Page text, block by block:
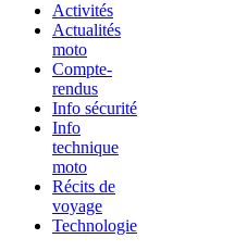
Activités
Actualités
moto
Compte-
rendus
Info sécurité
Info
technique
moto
Récits de
voyage
Technologie